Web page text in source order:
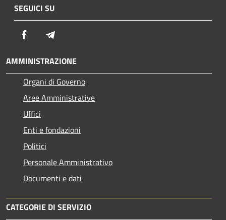
SEGUICI SU
Facebook
AMMINISTRAZIONE
Organi di Governo
Aree Amministrative
Uffici
Enti e fondazioni
Politici
Personale Amministrativo
Documenti e dati
CATEGORIE DI SERVIZIO